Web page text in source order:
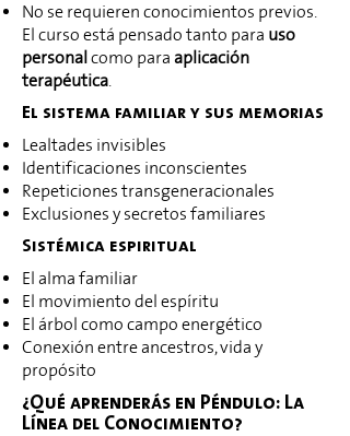
No se requieren conocimientos previos.
El curso está pensado tanto para uso
personalcomo para aplicación
terapéutica.
El sistema familiar y sus memorias
Lealtades invisibles
Identificaciones inconscientes
Repeticiones transgeneracionales
Exclusiones y secretos familiares
Sistémica espiritual
El alma familiar
El movimiento del espíritu
El árbol como campo energético
Conexión entre ancestros, vida y
propósito
¿Qué aprenderás en Péndulo: La
Línea del Conocimiento?